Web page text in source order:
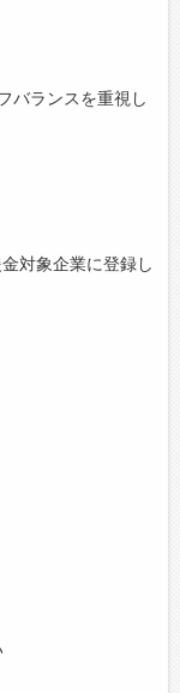
バランスを重視し
対象企業に登録し